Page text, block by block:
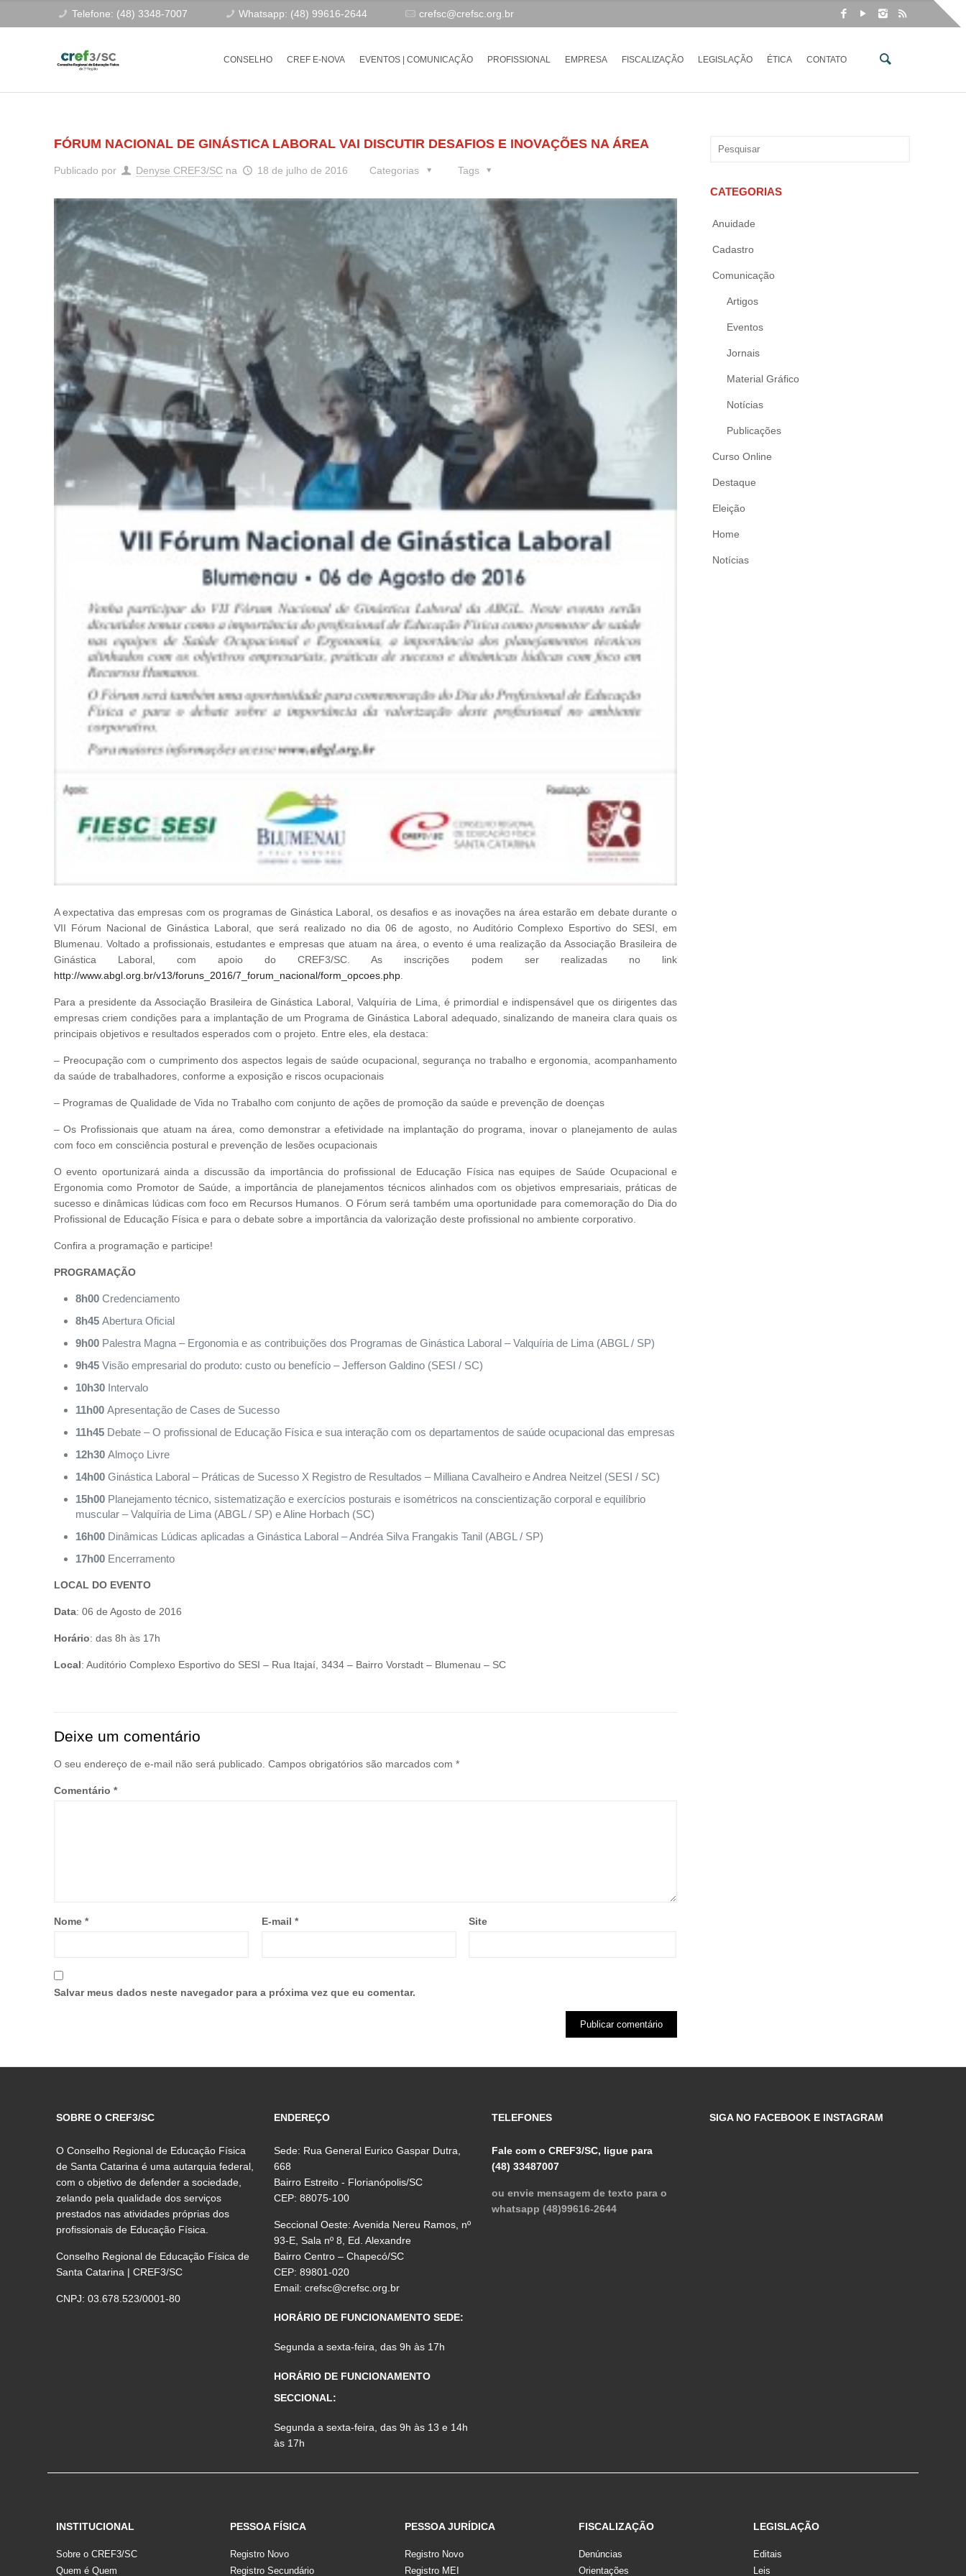
Telefone: (48) 3348-7007 Whatsapp: (48) 99616-2644 crefsc@crefsc.org.br
CONSELHO CREF E-NOVA EVENTOS | COMUNICAÇÃO PROFISSIONAL EMPRESA FISCALIZAÇÃO LEGISLAÇÃO ÉTICA CONTATO
FÓRUM NACIONAL DE GINÁSTICA LABORAL VAI DISCUTIR DESAFIOS E INOVAÇÕES NA ÁREA
Publicado por Denyse CREF3/SC na 18 de julho de 2016 Categorias Tags
A expectativa das empresas com os programas de Ginástica Laboral, os desafios e as inovações na área estarão em debate durante o
VII Fórum Nacional de Ginástica Laboral, que será realizado no dia 06 de agosto, no Auditório Complexo Esportivo do SESI, em
Blumenau. Voltado a profissionais, estudantes e empresas que atuam na área, o evento é uma realização da Associação Brasileira de
Ginástica Laboral, com apoio do CREF3/SC. As inscrições podem ser realizadas no link
http://www.abgl.org.br/v13/foruns_2016/7_forum_nacional/form_opcoes.php.
Para a presidente da Associação Brasileira de Ginástica Laboral, Valquíria de Lima, é primordial e indispensável que os dirigentes das
empresas criem condições para a implantação de um Programa de Ginástica Laboral adequado, sinalizando de maneira clara quais os
principais objetivos e resultados esperados com o projeto. Entre eles, ela destaca:
– Preocupação com o cumprimento dos aspectos legais de saúde ocupacional, segurança no trabalho e ergonomia, acompanhamento
da saúde de trabalhadores, conforme a exposição e riscos ocupacionais
– Programas de Qualidade de Vida no Trabalho com conjunto de ações de promoção da saúde e prevenção de doenças
– Os Profissionais que atuam na área, como demonstrar a efetividade na implantação do programa, inovar o planejamento de aulas
com foco em consciência postural e prevenção de lesões ocupacionais
O evento oportunizará ainda a discussão da importância do profissional de Educação Física nas equipes de Saúde Ocupacional e
Ergonomia como Promotor de Saúde, a importância de planejamentos técnicos alinhados com os objetivos empresariais, práticas de
sucesso e dinâmicas lúdicas com foco em Recursos Humanos. O Fórum será também uma oportunidade para comemoração do Dia do
Profissional de Educação Física e para o debate sobre a importância da valorização deste profissional no ambiente corporativo.
Confira a programação e participe!
PROGRAMAÇÃO
8h00Credenciamento
8h45Abertura Oficial
9h00Palestra Magna – Ergonomia e as contribuições dos Programas de Ginástica Laboral – Valquíria de Lima (ABGL / SP)
9h45Visão empresarial do produto: custo ou benefício – Jefferson Galdino (SESI / SC)
10h30Intervalo
11h00Apresentação de Cases de Sucesso
11h45Debate – O profissional de Educação Física e sua interação com os departamentos de saúde ocupacional das empresas
12h30Almoço Livre
14h00Ginástica Laboral – Práticas de Sucesso X Registro de Resultados – Milliana Cavalheiro e Andrea Neitzel (SESI / SC)
15h00Planejamento técnico, sistematização e exercícios posturais e isométricos na conscientização corporal e equilíbrio
muscular – Valquíria de Lima (ABGL / SP) e Aline Horbach (SC)
16h00Dinâmicas Lúdicas aplicadas a Ginástica Laboral – Andréa Silva Frangakis Tanil (ABGL / SP)
17h00Encerramento
LOCAL DO EVENTO
Data: 06 de Agosto de 2016
Horário: das 8h às 17h
Local: Auditório Complexo Esportivo do SESI – Rua Itajaí, 3434 – Bairro Vorstadt – Blumenau – SC
Deixe um comentário
O seu endereço de e-mail não será publicado. Campos obrigatórios são marcados com *
Comentário *
Nome * E-mail * Site
Salvar meus dados neste navegador para a próxima vez que eu comentar.
CATEGORIAS
Anuidade
Cadastro
Comunicação
Artigos
Eventos
Jornais
Material Gráfico
Notícias
Publicações
Curso Online
Destaque
Eleição
Home
Notícias
SOBRE O CREF3/SC
O Conselho Regional de Educação Física
de Santa Catarina é uma autarquia federal,
com o objetivo de defender a sociedade,
zelando pela qualidade dos serviços
prestados nas atividades próprias dos
profissionais de Educação Física.
Conselho Regional de Educação Física de
Santa Catarina | CREF3/SC
CNPJ: 03.678.523/0001-80
ENDEREÇO
Sede: Rua General Eurico Gaspar Dutra,
668
Bairro Estreito - Florianópolis/SC
CEP: 88075-100
Seccional Oeste: Avenida Nereu Ramos, nº
93-E, Sala nº 8, Ed. Alexandre
Bairro Centro – Chapecó/SC
CEP: 89801-020
Email:crefsc@crefsc.org.br
HORÁRIO DE FUNCIONAMENTO SEDE:
Segunda a sexta-feira, das 9h às 17h
HORÁRIO DE FUNCIONAMENTO
SECCIONAL:
Segunda a sexta-feira, das 9h às 13 e 14h
às 17h
TELEFONES
Fale com o CREF3/SC, ligue para
(48) 33487007
ou envie mensagem de texto para o
whatsapp (48)99616-2644
SIGA NO FACEBOOK E INSTAGRAM
INSTITUCIONAL
Sobre o CREF3/SC
Quem é Quem
PESSOA FÍSICA
Registro Novo
Registro Secundário
PESSOA JURÍDICA
Registro Novo
Registro MEI
FISCALIZAÇÃO
Denúncias
Orientações
LEGISLAÇÃO
Editais
Leis